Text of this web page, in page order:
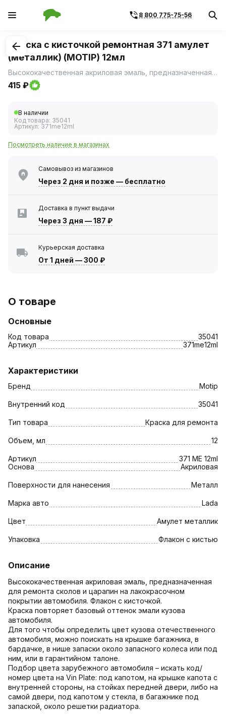
8 800 775-75-56
1/1
Краска с кисточкой ремонтная 371 амулет
(металлик) (MOTIP) 12мл
Высококачественная акриловая эмаль, предназначенная для ремонта сколов и царапин на лакокрасочном покрытии автомобиля.
415 ₽
В наличии
Код товара: 35041
Артикул: 371me12ml
Посмотреть наличие в магазинах
Самовывоз из магазинов
Через 2 дня и позже — бесплатно
Доставка в пункт выдачи
Через 3 дня —187 ₽
Курьерская доставка
От 1 дней —300 ₽
О товаре
Основные
Код товара
35041
Артикул
371me12ml
Характеристики
Бренд Motip
Внутренний код 35041
Тип товара Краска для ремонта
Объем, мл 12
Артикул
371 ME 12ml
Основа
Акриловая
Поверхности для нанесения Металл
Марка авто Lada
Цвет Амулет металлик
Упаковка Флакон с кистью
Описание
Высококачественная акриловая эмаль, предназначенная
для ремонта сколов и царапин на лакокрасочном
покрытии автомобиля. Флакон с кисточкой.
Краска повторяет базовый оттенок эмали кузова
автомобиля.
Для того чтобы определить цвет кузова отечественного
автомобиля, можно поискать на крышке багажника, в
бардачке, в нише запаски около запасного колеса или под
ним, или в гарантийном талоне.
Подбор цвета зарубежного автомобиля – искать код/
номер цвета на Vin Plate: под капотом, на крышке капота с
внутренней стороны, на стойках передней двери, либо на
самой двери, под капотом у стекла, в багажнике под
запаской, около решетки радиатора.